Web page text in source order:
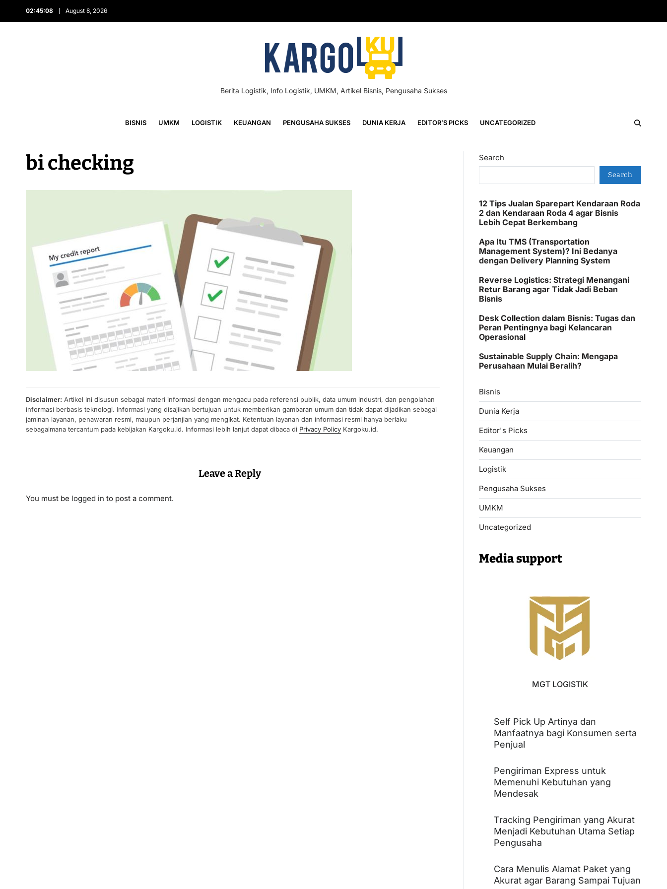
02:45:08 August 8, 2026
Berita Logistik, Info Logistik, UMKM, Artikel Bisnis, Pengusaha Sukses
BISNIS UMKM LOGISTIK KEUANGAN PENGUSAHA SUKSES DUNIA KERJA EDITOR’S PICKS UNCATEGORIZED
bi checking
Disclaimer: Artikel ini disusun sebagai materi informasi dengan mengacu pada referensi publik, data umum industri, dan pengolahan
informasi berbasis teknologi. Informasi yang disajikan bertujuan untuk memberikan gambaran umum dan tidak dapat dijadikan sebagai
jaminan layanan, penawaran resmi, maupun perjanjian yang mengikat. Ketentuan layanan dan informasi resmi hanya berlaku
sebagaimana tercantum pada kebijakan Kargoku.id. Informasi lebih lanjut dapat dibaca di Privacy Policy Kargoku.id.
Leave a Reply
You must be logged in to post a comment.
Search
Search
12 Tips Jualan Sparepart Kendaraan Roda
2 dan Kendaraan Roda 4 agar Bisnis
Lebih Cepat Berkembang
Apa Itu TMS (Transportation
Management System)? Ini Bedanya
dengan Delivery Planning System
Reverse Logistics: Strategi Menangani
Retur Barang agar Tidak Jadi Beban
Bisnis
Desk Collection dalam Bisnis: Tugas dan
Peran Pentingnya bagi Kelancaran
Operasional
Sustainable Supply Chain: Mengapa
Perusahaan Mulai Beralih?
Bisnis
Dunia Kerja
Editor's Picks
Keuangan
Logistik
Pengusaha Sukses
UMKM
Uncategorized
Media support
MGT LOGISTIK
Self Pick Up Artinya dan
Manfaatnya bagi Konsumen serta
Penjual
Pengiriman Express untuk
Memenuhi Kebutuhan yang
Mendesak
Tracking Pengiriman yang Akurat
Menjadi Kebutuhan Utama Setiap
Pengusaha
Cara Menulis Alamat Paket yang
Akurat agar Barang Sampai Tujuan